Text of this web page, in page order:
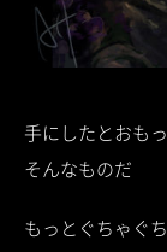
手にしたとおも
そんなものだ
もっとぐちゃぐ